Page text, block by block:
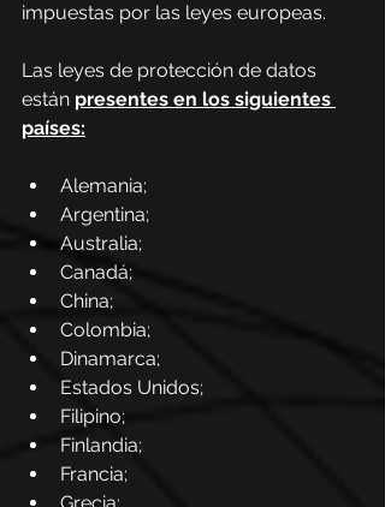
impuestas por las leyes europeas.
Las leyes de protección de datos
están presentes en los siguientes
países:
Alemania;
Argentina;
Australia;
Canadá;
China;
Colombia;
Dinamarca;
Estados Unidos;
Filipino;
Finlandia;
Francia;